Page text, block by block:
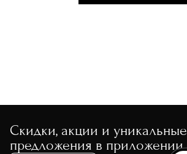
Скидки, акции и уникальные
предложения в приложении